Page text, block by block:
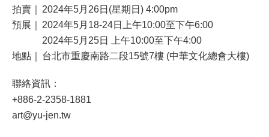
拍賣｜
2024年5月26日(星期日) 4:00pm
預展｜
2024年5月18-24日上午10:00至下午6:00
2024年5月25日 上午10:00至下午4:00
地點｜
台北市重慶南路二段15號7樓 (中華文化總會大樓)
聯絡資訊：
+886-2-2358-1881
art@yu-jen.tw